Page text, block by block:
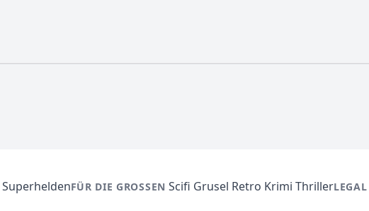
SuperheldenFÜR DIE GROSSEN Scifi Grusel Retro Krimi ThrillerLEGAL